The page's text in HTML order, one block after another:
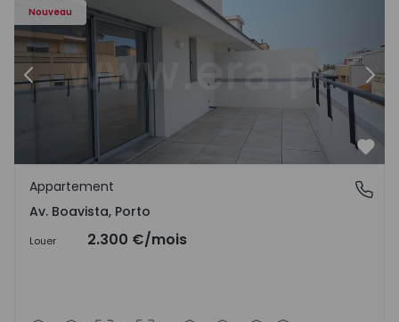
Nouveau
Précédent
Av. Boavista, Porto
Appartement
Av. Boavista, Porto
Louer 2.300 €/mois